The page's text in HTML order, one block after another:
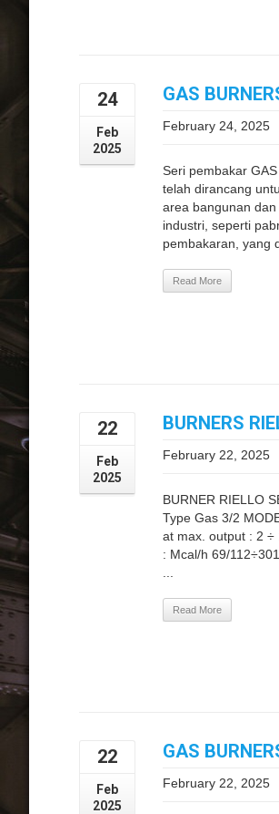
24
Feb
2025
GAS
February 24, 2025
Seri pembakar
telah dirancang
area bangunan
industri, seperti
pembakaran, yang
Read More
22
Feb
2025
BURNERS
February 22, 2025
BURNER RIELLO
Type Gas 3/2
at max. output : 2 ÷
: Mcal/h 69/
Read More
22
Feb
2025
GAS
February 22, 2025